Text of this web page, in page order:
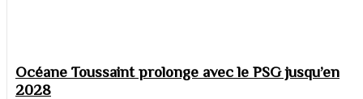
Océane Toussaint prolonge avec le PSG jusqu’en
2028